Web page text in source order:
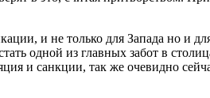
и не только для Запада но и
одной из главных забот в
и санкции, так же очевидно